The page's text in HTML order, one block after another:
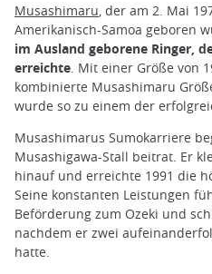
Musashimaru, der am 2. Mai
Amerikanisch-Samoa geboren
im Ausland geborene Ringer,
erreichte. Mit einer Größe von
kombinierte Musashimaru
wurde so zu einem der
Musashimarus Sumokarriere
Musashigawa-Stall beitrat. Er
hinauf und erreichte 1991 die
Seine konstanten Leistungen
Beförderung zum Ozeki und
nachdem er zwei
hatte.